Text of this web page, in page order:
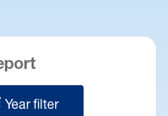
Year filter